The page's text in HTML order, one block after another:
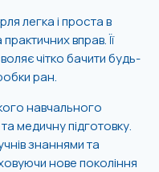
легка і проста в
вправ. Її
чітко бачити будь-
ран.
навчального
медичну підготовку.
знаннями та
нове покоління